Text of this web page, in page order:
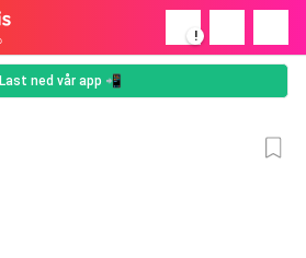
!
Last ned vår app 📲